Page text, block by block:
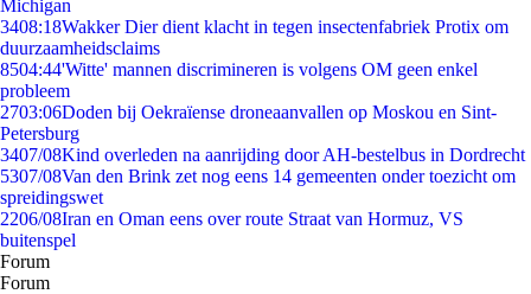
Michigan
3408:18Wakker Dier dient klacht in tegen insectenfabriek Protix om
duurzaamheidsclaims
8504:44'Witte' mannen discrimineren is volgens OM geen enkel
probleem
2703:06Doden bij Oekraïense droneaanvallen op Moskou en Sint-
Petersburg
3407/08Kind overleden na aanrijding door AH-bestelbus in Dordrecht
5307/08Van den Brink zet nog eens 14 gemeenten onder toezicht om
spreidingswet
2206/08Iran en Oman eens over route Straat van Hormuz, VS
buitenspel
Forum
Forum